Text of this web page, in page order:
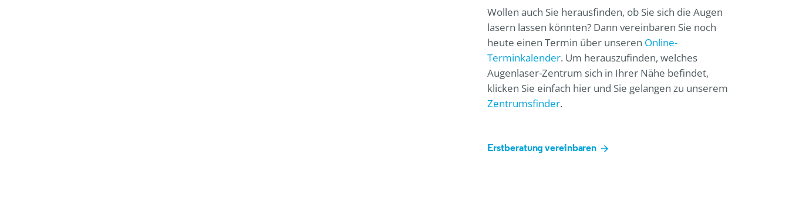
Wollen auch Sie herausfinden, ob Sie sich die Augen
lasern lassen könnten? Dann vereinbaren Sie noch
heute einen Termin über unseren Online-
Terminkalender. Um herauszufinden, welches
Augenlaser-Zentrum sich in Ihrer Nähe befindet,
klicken Sie einfach hier und Sie gelangen zu unserem
Zentrumsfinder.
Erstberatung vereinbaren